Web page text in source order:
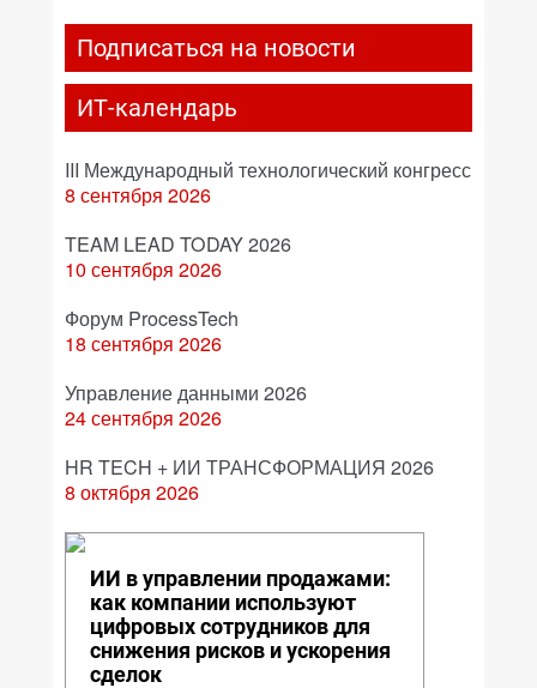
Подписаться на новости
ИТ-календарь
III Международный технологический конгресс
8 сентября 2026
TEAM LEAD TODAY 2026
10 сентября 2026
Форум ProcessTech
18 сентября 2026
Управление данными 2026
24 сентября 2026
HR TECH + ИИ ТРАНСФОРМАЦИЯ 2026
8 октября 2026
ИИ в управлении продажами:
как компании используют
цифровых сотрудников для
снижения рисков и ускорения
сделок